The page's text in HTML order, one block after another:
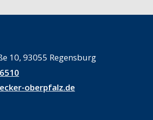
10, 93055 Regensburg
oberpfalz.de